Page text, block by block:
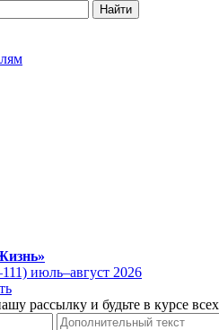
Найти
июль–август 2026
рассылку и будьте в курсе